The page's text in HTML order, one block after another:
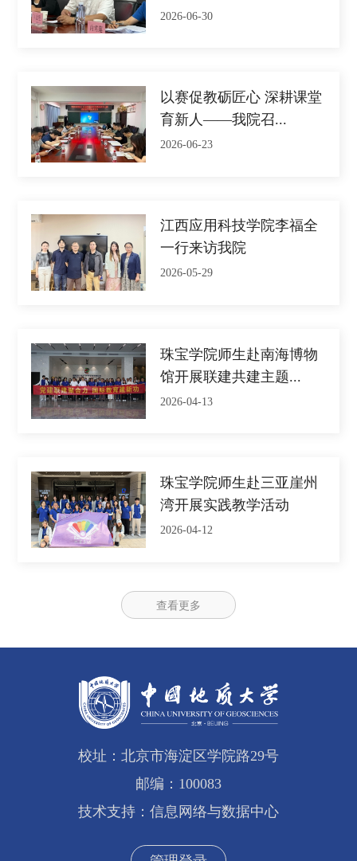
2026-06-30
以赛促教砺匠心 深耕课堂
育新人——我院召...
2026-06-23
江西应用科技学院李福全
一行来访我院
2026-05-29
珠宝学院师生赴南海博物
馆开展联建共建主题...
2026-04-13
珠宝学院师生赴三亚崖州
湾开展实践教学活动
2026-04-12
查看更多
校址：北京市海淀区学院路29号
邮编：100083
技术支持：信息网络与数据中心